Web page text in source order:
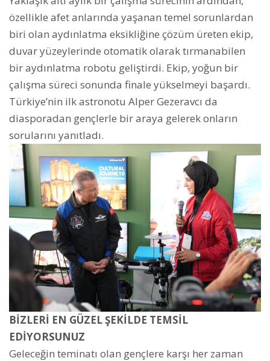
özellikle afet anlarında yaşanan temel sorunlardan
biri olan aydınlatma eksikliğine çözüm üreten ekip,
duvar yüzeylerinde otomatik olarak tırmanabilen
bir aydınlatma robotu geliştirdi. Ekip, yoğun bir
çalışma süreci sonunda finale yükselmeyi başardı.
Türkiye’nin ilk astronotu Alper Gezeravcı da
diasporadan gençlerle bir araya gelerek onların
sorularını yanıtladı.
BİZLERİ EN GÜZEL ŞEKİLDE TEMSİL
EDİYORSUNUZ
Geleceğin teminatı olan gençlere karşı her zaman